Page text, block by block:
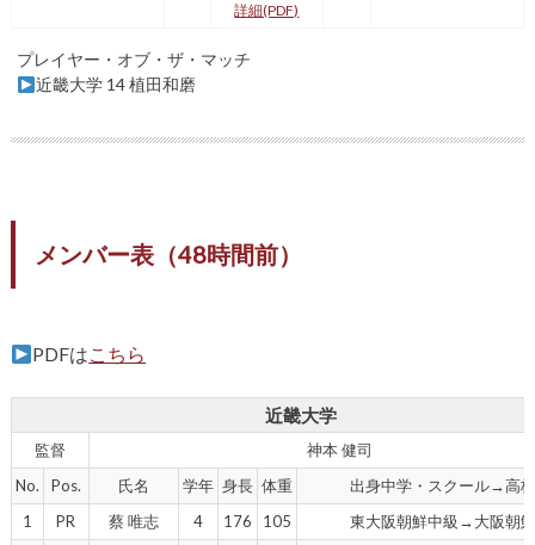
詳細(PDF)
プレイヤー・オブ・ザ・マッチ
近畿大学 14 植田和磨
メンバー表（48時間前）
PDFはこちら
近畿大学
監督
神本 健司
No.
Pos. 氏名 学年 身長 体重
出身中学・スクール→高
1
PR 蔡 唯志 4 176 105
東大阪朝鮮中級→大阪朝